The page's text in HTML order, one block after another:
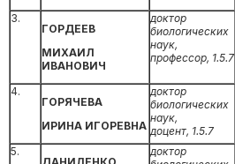
3.
ГОРДЕЕВ
МИХАИЛ
ИВАНОВИЧ
доктор
биологических
наук,
профессор, 1.5.7
4.
ГОРЯЧЕВА
ИРИНА ИГОРЕВНА
доктор
биологических
наук,
доцент, 1.5.7
5.
доктор